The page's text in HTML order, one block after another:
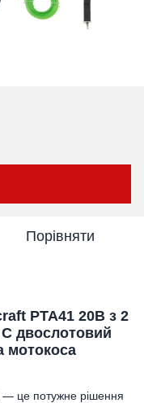
Порівняти
PTA41 20В з 2
двослотовий
мотокоса
це потужне рішення